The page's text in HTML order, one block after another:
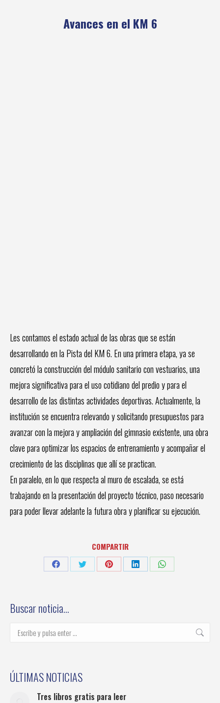
Avances en el KM 6
Les contamos el estado actual de las obras que se están
desarrollando en la Pista del KM 6. En una primera etapa, ya se
concretó la construcción del módulo sanitario con vestuarios, una
mejora significativa para el uso cotidiano del predio y para el
desarrollo de las distintas actividades deportivas. Actualmente, la
institución se encuentra relevando y solicitando presupuestos para
avanzar con la mejora y ampliación del gimnasio existente, una obra
clave para optimizar los espacios de entrenamiento y acompañar el
crecimiento de las disciplinas que allí se practican.
En paralelo, en lo que respecta al muro de escalada, se está
trabajando en la presentación del proyecto técnico, paso necesario
para poder llevar adelante la futura obra y planificar su ejecución.
COMPARTIR
Share
Share
Share
Share
Share
Buscar noticia…
Buscar:
ÚLTIMAS NOTICIAS
Tres libros gratis para leer